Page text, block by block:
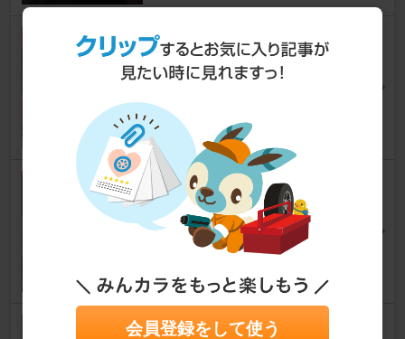
DUC アルミ鍛造ハブ付きスペ
ーサー5mm
LBX
20
BRIDGESTONE ALENZA LX2
00
LBX [MAYH10/15/GAYA16]
タルタリストさん
自作 ETC電源取出しカプラ
会員登録をして使う